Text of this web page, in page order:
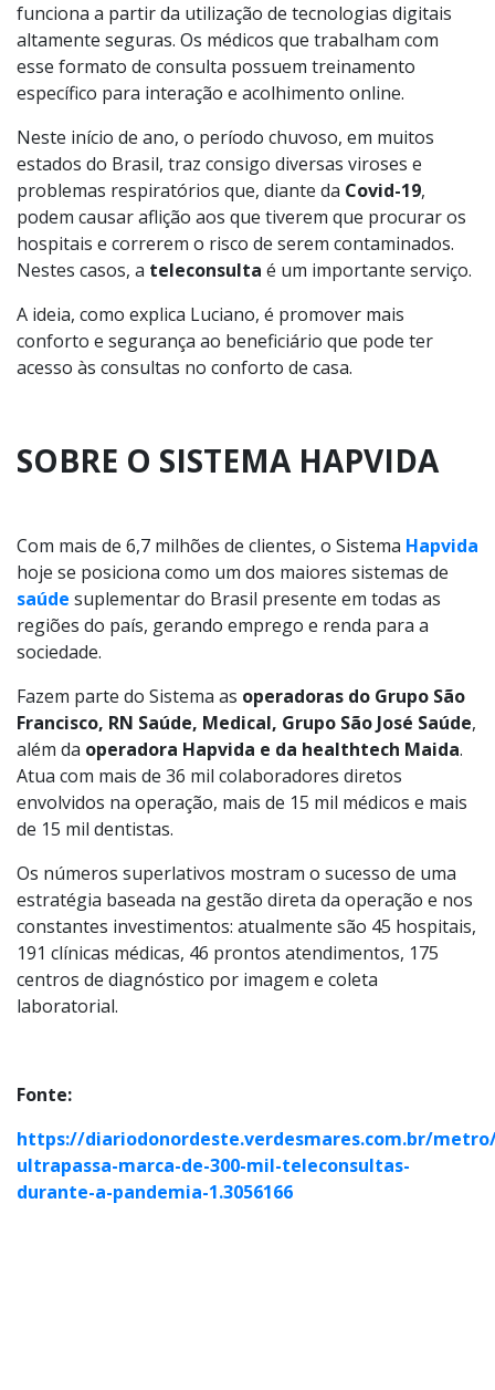
funciona a partir da utilização de tecnologias digitais
altamente seguras. Os médicos que trabalham com
esse formato de consulta possuem treinamento
específico para interação e acolhimento online.
Neste início de ano, o período chuvoso, em muitos
estados do Brasil, traz consigo diversas viroses e
problemas respiratórios que, diante da Covid-19,
podem causar aflição aos que tiverem que procurar os
hospitais e correrem o risco de serem contaminados.
Nestes casos, a teleconsulta é um importante serviço.
A ideia, como explica Luciano, é promover mais
conforto e segurança ao beneficiário que pode ter
acesso às consultas no conforto de casa.
SOBRE O SISTEMA HAPVIDA
Com mais de 6,7 milhões de clientes, o Sistema Hapvida
hoje se posiciona como um dos maiores sistemas de
saúde suplementar do Brasil presente em todas as
regiões do país, gerando emprego e renda para a
sociedade.
Fazem parte do Sistema as operadoras do Grupo São
Francisco, RN Saúde, Medical, Grupo São José Saúde,
além da operadora Hapvida e da healthtech Maida.
Atua com mais de 36 mil colaboradores diretos
envolvidos na operação, mais de 15 mil médicos e mais
de 15 mil dentistas.
Os números superlativos mostram o sucesso de uma
estratégia baseada na gestão direta da operação e nos
constantes investimentos: atualmente são 45 hospitais,
191 clínicas médicas, 46 prontos atendimentos, 175
centros de diagnóstico por imagem e coleta
laboratorial.
Fonte:
https://diariodonordeste.verdesmares.com.br/
ultrapassa-marca-de-300-mil-teleconsultas-
durante-a-pandemia-1.3056166